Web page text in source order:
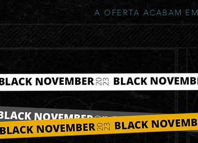
A OFERTA ACABAM EM